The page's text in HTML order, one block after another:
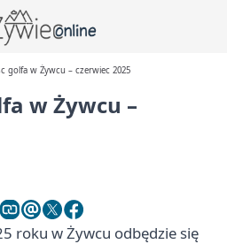
golfa w Żywcu – czerwiec 2025
w Żywcu –
roku w Żywcu odbędzie się